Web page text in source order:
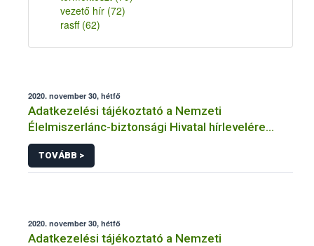
vezető hír (72)
rasff (62)
2020. november 30, hétfő
Adatkezelési tájékoztató a Nemzeti
Élelmiszerlánc-biztonsági Hivatal hírlevelére
történő regisztrációhoz kapcsolódó
adatkezelések vonatkozásában
TOVÁBB >
2020. november 30, hétfő
Adatkezelési tájékoztató a Nemzeti